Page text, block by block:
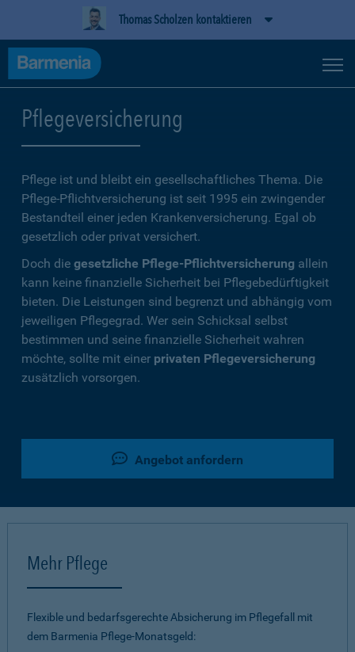
Thomas Scholzen kontaktieren
Pflegeversicherung
Pflege ist und bleibt ein gesellschaftliches Thema. Die
Pflege-Pflichtversicherung ist seit 1995 ein zwingender
Bestandteil einer jeden Krankenversicherung. Egal ob
gesetzlich oder privat versichert.
Doch die gesetzliche Pflege-Pflichtversicherung allein
kann keine finanzielle Sicherheit bei Pflegebedürftigkeit
bieten. Die Leistungen sind begrenzt und abhängig vom
jeweiligen Pflegegrad. Wer sein Schicksal selbst
bestimmen und seine finanzielle Sicherheit wahren
möchte, sollte mit einer privaten Pflegeversicherung
zusätzlich vorsorgen.
Angebot anfordern
Mehr Pflege
Flexible und bedarfsgerechte Absicherung im Pflegefall mit
dem Barmenia Pflege-Monatsgeld: